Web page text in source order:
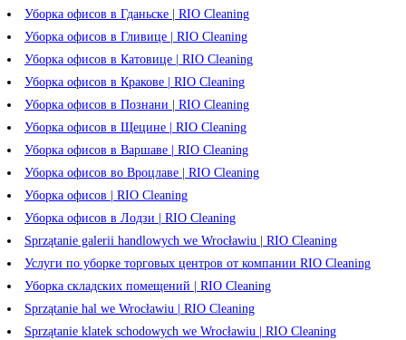
Уборка офисов в Гданьске | RIO Cleaning
Уборка офисов в Гливице | RIO Cleaning
Уборка офисов в Катовице | RIO Cleaning
Уборка офисов в Кракове | RIO Cleaning
Уборка офисов в Познани | RIO Cleaning
Уборка офисов в Щецине | RIO Cleaning
Уборка офисов в Варшаве | RIO Cleaning
Уборка офисов во Вроцлаве | RIO Cleaning
Уборка офисов | RIO Cleaning
Уборка офисов в Лодзи | RIO Cleaning
Sprzątanie galerii handlowych we Wrocławiu | RIO Cleaning
Услуги по уборке торговых центров от компании RIO Cleaning
Уборка складских помещений | RIO Cleaning
Sprzątanie hal we Wrocławiu | RIO Cleaning
Sprzątanie klatek schodowych we Wrocławiu | RIO Cleaning